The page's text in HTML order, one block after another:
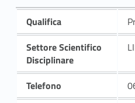
Qualifica
Settore Scientifico
Disciplinare
Telefono